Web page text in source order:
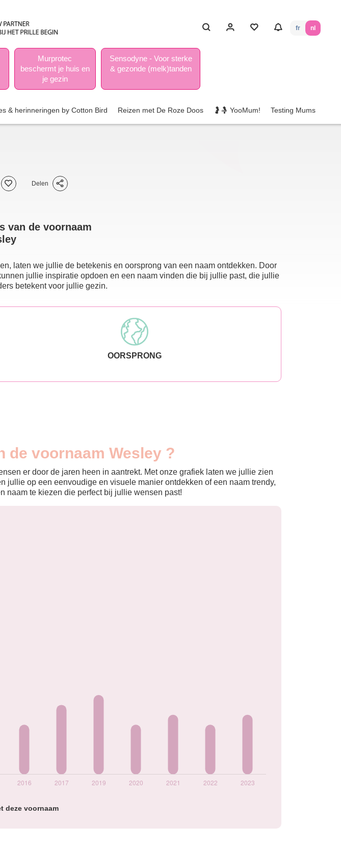
fr nl
Murprotec
beschermt je huis en
je gezin
Sensodyne - Voor sterke
& gezonde (melk)tanden
& herinneringen by Cotton Bird Reizen met De Roze Doos 🤰🤱 YooMum! Testing Mums
Delen
van de voornaam
laten we jullie de betekenis en oorsprong van een naam ontdekken. Door
jullie inspiratie opdoen en een naam vinden die bij jullie past, die jullie
betekent voor jullie gezin.
OORSPRONG
de voornaam Wesley ?
er door de jaren heen in aantrekt. Met onze grafiek laten we jullie zien
op een eenvoudige en visuele manier ontdekken of een naam trendy,
naam te kiezen die perfect bij jullie wensen past!
deze voornaam